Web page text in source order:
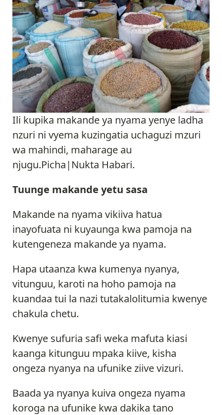
Ili kupika makande ya nyama yenye ladha
nzuri ni vyema kuzingatia uchaguzi mzuri
wa mahindi, maharage au
njugu.Picha|Nukta Habari.
Tuunge makande yetu sasa
Makande na nyama vikiiva hatua
inayofuata ni kuyaunga kwa pamoja na
kutengeneza makande ya nyama.
Hapa utaanza kwa kumenya nyanya,
vitunguu, karoti na hoho pamoja na
kuandaa tui la nazi tutakalolitumia kwenye
chakula chetu.
Kwenye sufuria safi weka mafuta kiasi
kaanga kitunguu mpaka kiive, kisha
ongeza nyanya na ufunike ziive vizuri.
Baada ya nyanya kuiva ongeza nyama
koroga na ufunike kwa dakika tano